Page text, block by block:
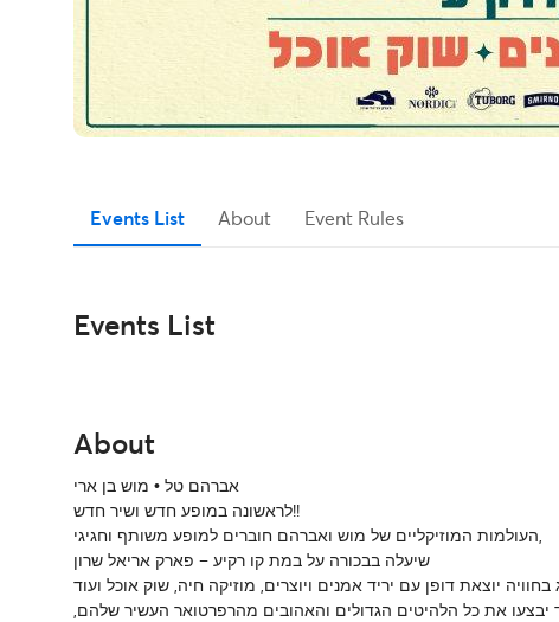
Events List About Event Rules
Events List
About
אברהם טל • מוש בן ארי
לראשונה במופע חדש ושיר חדש!!
העולמות המוזיקליים של מוש ואברהם חוברים למופע משותף וחגיגי,
שיעלה בבכורה על במת קו רקיע – פארק אריאל שרון
יוצאת דופן עם יריד אמנים ויוצרים, מוזיקה חיה, שוק אוכל ועוד
יבצעו את כל הלהיטים הגדולים והאהובים מהרפרטואר העשיר שלהם,